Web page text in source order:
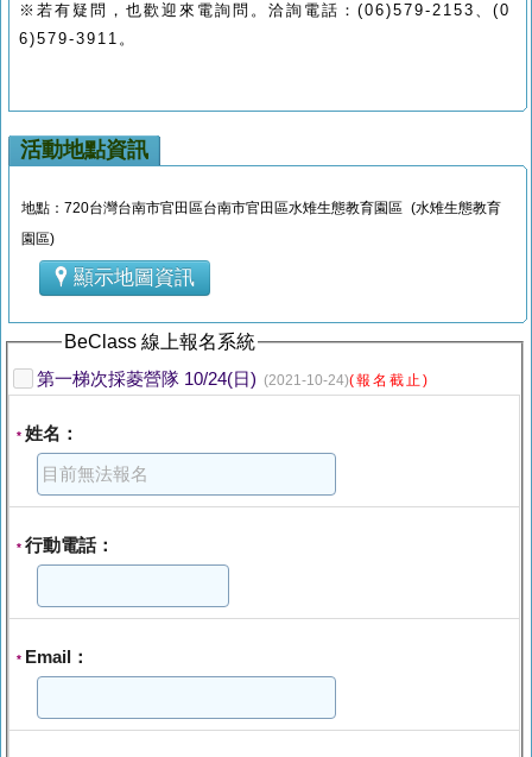
※ 若有疑問，也歡迎來電詢問。洽詢電話： (06)579-2153 、 (0
6)579-3911 。
活動地點資訊
地點：720台灣台南市官田區台南市官田區水雉生態教育園區 (水雉生態教育
園區)
顯示地圖資訊
BeClass 線上報名系統
第一梯次採菱營隊 10/24(日) (2021-10-24)(報名截止)
* 姓名：
* 行動電話：
* Email：